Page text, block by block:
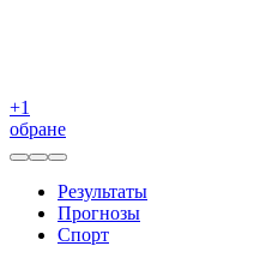
+1
обране
Результаты
Прогнозы
Спорт